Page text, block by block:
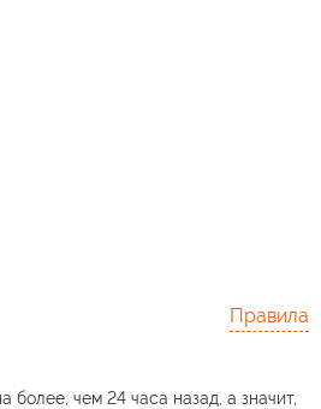
Правила
более, чем 24 часа назад, а значит,